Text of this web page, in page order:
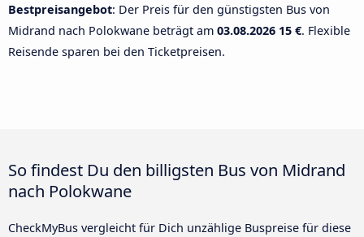
Bestpreisangebot: Der Preis für den günstigsten Bus von
Midrand nach Polokwane beträgt am 03.08.2026 15 €. Flexible
Reisende sparen bei den Ticketpreisen.
So findest Du den billigsten Bus von Midrand
nach Polokwane
CheckMyBus vergleicht für Dich unzählige Buspreise für diese